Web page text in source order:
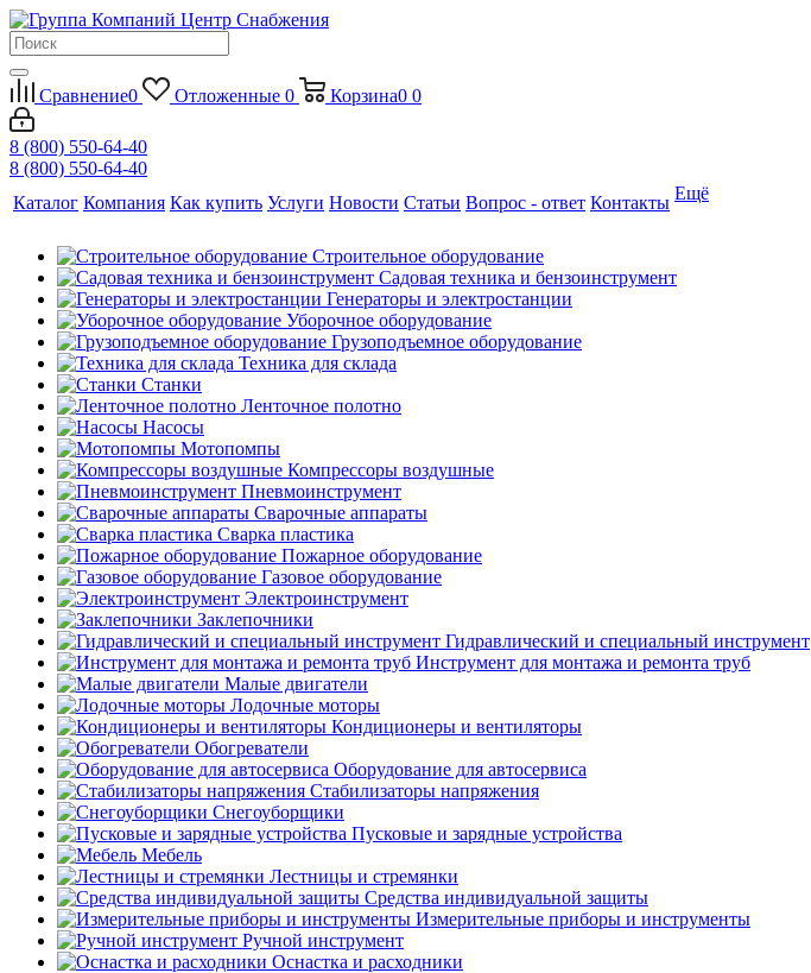
Сравнение0 Отложенные 0 Корзина0 0
8 (800) 550-64-40
8 (800) 550-64-40
Каталог Компания Как купить Услуги Новости Статьи Вопрос - ответ Контакты Ещё
Строительное оборудование
Садовая техника и бензоинструмент
Генераторы и электростанции
Уборочное оборудование
Грузоподъемное оборудование
Техника для склада
Станки
Ленточное полотно
Насосы
Мотопомпы
Компрессоры воздушные
Пневмоинструмент
Сварочные аппараты
Сварка пластика
Пожарное оборудование
Газовое оборудование
Электроинструмент
Заклепочники
Гидравлический и специальный инструмент
Инструмент для монтажа и ремонта труб
Малые двигатели
Лодочные моторы
Кондиционеры и вентиляторы
Обогреватели
Оборудование для автосервиса
Стабилизаторы напряжения
Снегоуборщики
Пусковые и зарядные устройства
Мебель
Лестницы и стремянки
Средства индивидуальной защиты
Измерительные приборы и инструменты
Ручной инструмент
Оснастка и расходники